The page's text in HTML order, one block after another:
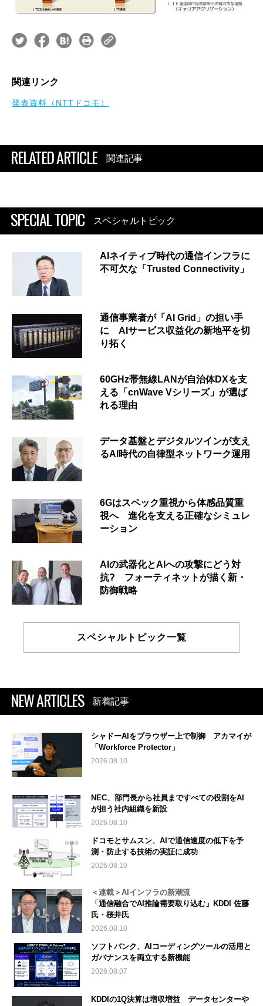
関連リンク
発表資料（NTTドコモ）
RELATED ARTICLE 関連記事
SPECIAL TOPIC スペシャルトピック
AIネイティブ時代の通信インフラに
不可欠な「Trusted Connectivity」
通信事業者が「AI Grid」の担い手
に AIサービス収益化の新地平を切
り拓く
60GHz帯無線LANが自治体DXを支
える「cnWave Vシリーズ」が選ば
れる理由
データ基盤とデジタルツインが支え
るAI時代の自律型ネットワーク運用
6Gはスペック重視から体感品質重
視へ 進化を支える正確なシミュレ
ーション
AIの武器化とAIへの攻撃にどう対
抗? フォーティネットが描く新・
防御戦略
スペシャルトピック一覧
NEW ARTICLES 新着記事
シャドーAIをブラウザー上で制御 アカマイが
「Workforce Protector」
2026.08.10
NEC、部門長から社員まですべての役割をAI
が担う社内組織を新設
2026.08.10
ドコモとサムスン、AIで通信速度の低下を予
測・防止する技術の実証に成功
2026.08.10
＜連載＞AIインフラの新潮流
「通信融合でAI推論需要取り込む」KDDI 佐藤
氏・桜井氏
2026.08.10
ソフトバンク、AIコーディングツールの活用と
ガバナンスを両立する新機能
2026.08.07
KDDIの1Q決算は増収増益 データセンターや